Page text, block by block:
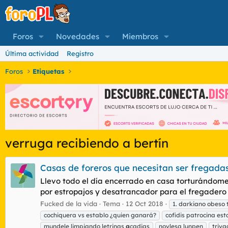
Foros Novedades Miembros
Última actividad Registro
Foros Etiquetas
verruga recibiendo a bertín
Casas de foreros que necesitan ser
Llevo todo el día encerrado en casa
por estropajos y desatrancador para el
Fucked de la vida Tema 12 Oct 2018 1. darkiano
cochiquera vs establo ¿quien ganará?
cofidis patrocina
mundele limpiando letrinas acadias novlesa lunpen